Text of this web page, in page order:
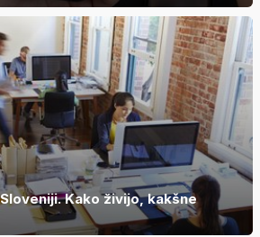
Kako živijo, kakšne